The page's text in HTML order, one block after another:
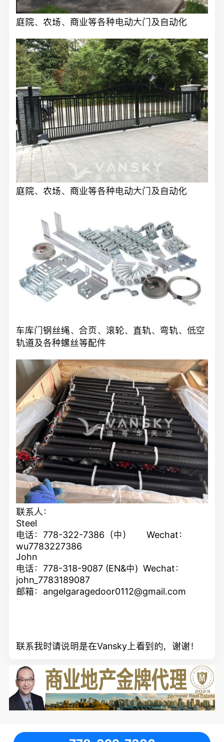
庭院、农场、商业等各种电动大门及自动化
庭院、农场、商业等各种电动大门及自动化
车库门钢丝绳、合页、滚轮、直轨、弯轨、低空
轨道及各种螺丝等配件
联系人：
Steel
电话：778-322-7386（中） Wechat：
wu7783227386
John
电话：778-318-9087 (EN&中) Wechat：
john_7783189087
邮箱： angelgaragedoor0112@gmail.com
联系我时请说明是在Vansky上看到的，谢谢！